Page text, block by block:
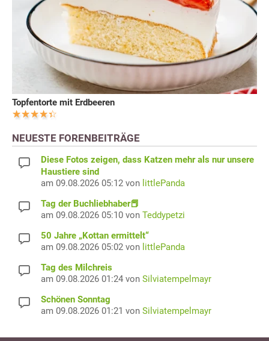
Topfentorte mit Erdbeeren
NEUESTE FORENBEITRÄGE
Diese Fotos zeigen, dass Katzen mehr als nur unsere
Haustiere sind
am 09.08.2026 05:12 von littlePanda
Tag der Buchliebhaber📕
am 09.08.2026 05:10 von Teddypetzi
50 Jahre „Kottan ermittelt“
am 09.08.2026 05:02 von littlePanda
Tag des Milchreis
am 09.08.2026 01:24 von Silviatempelmayr
Schönen Sonntag
am 09.08.2026 01:21 von Silviatempelmayr